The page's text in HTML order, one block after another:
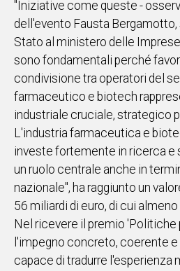
UNISCITI
WHATSAPP
Social
"Iniziative come queste -
dell'evento Fausta
Stato al ministero delle
sono fondamentali perché
condivisione tra operatori del
farmaceutico e biotech
industriale cruciale, strategico
L'industria farmaceutica e
investe fortemente in ricerca e
un ruolo centrale anche in
nazionale", ha raggiunto un
56 miliardi di euro, di cui
Nel ricevere il premio 'Politiche
l'impegno concreto, coerente
capace di tradurre l'esperienza